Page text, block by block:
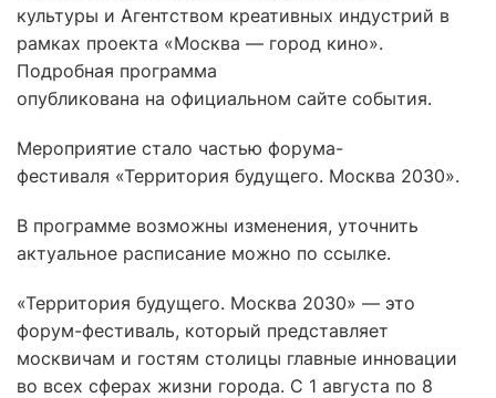
культуры и Агентством креативных индустрий в
рамках проекта «Москва — город кино».
Подробная программа
опубликована на официальном сайте события.
Мероприятие стало частью форума-
фестиваля «Территория будущего. Москва 2030».
В программе возможны изменения, уточнить
актуальное расписание можно по ссылке.
«Территория будущего. Москва 2030» — это
форум-фестиваль, который представляет
москвичам и гостям столицы главные инновации
во всех сферах жизни города. С 1 августа по 8